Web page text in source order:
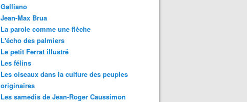
Galliano
Jean-Max Brua
La parole comme une flèche
L'écho des palmiers
Le petit Ferrat illustré
Les félins
Les oiseaux dans la culture des peuples
originaires
Les samedis de Jean-Roger Caussimon